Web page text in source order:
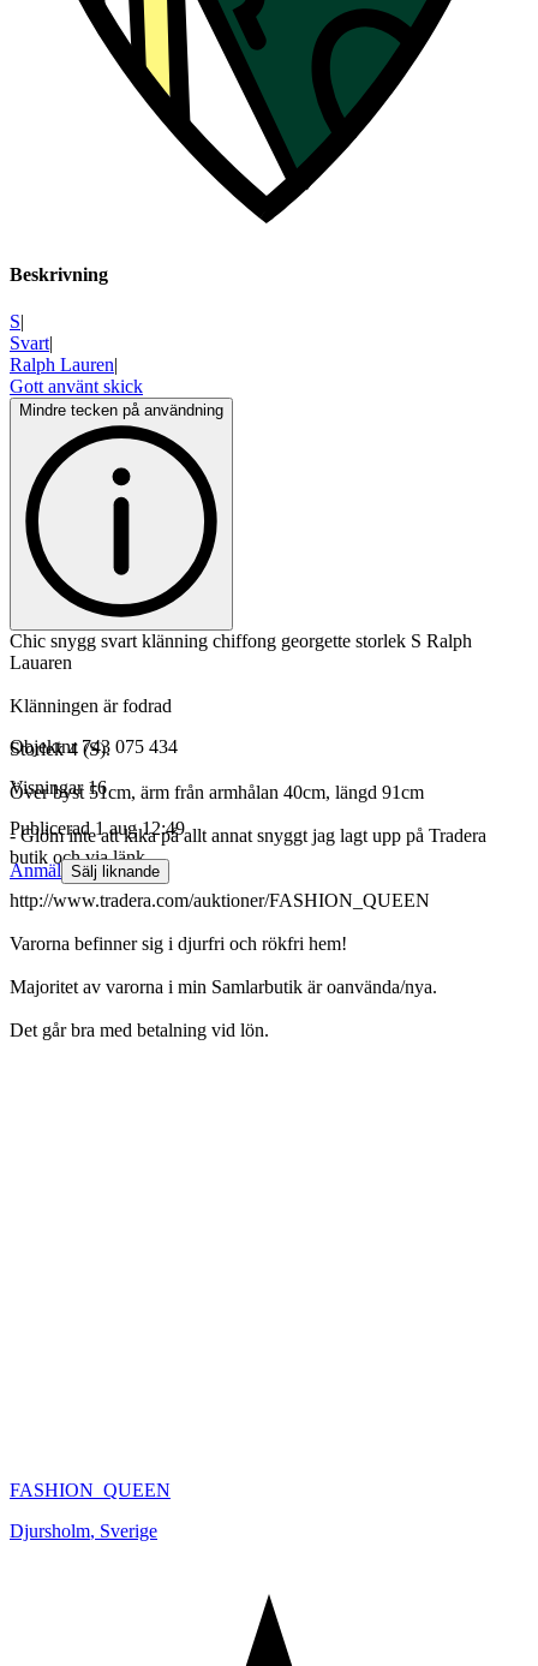
Beskrivning
S|
Svart|
Ralph Lauren|
Gott använt skick
Mindre tecken på användning
Chic snygg svart klänning chiffong georgette storlek S Ralph
Lauaren
Klänningen är fodrad
Storlek 4 (S).
Över byst 51cm, ärm från armhålan 40cm, längd 91cm
- Glöm inte att kika på allt annat snyggt jag lagt upp på Tradera
butik och via länk
http://www.tradera.com/auktioner/FASHION_QUEEN
Varorna befinner sig i djurfri och rökfri hem!
Majoritet av varorna i min Samlarbutik är oanvända/nya.
Det går bra med betalning vid lön.
Objektnr 743 075 434
Visningar 16
Publicerad 1 aug 12:49
Anmäl Sälj liknande
FASHION_QUEEN
Djursholm, Sverige